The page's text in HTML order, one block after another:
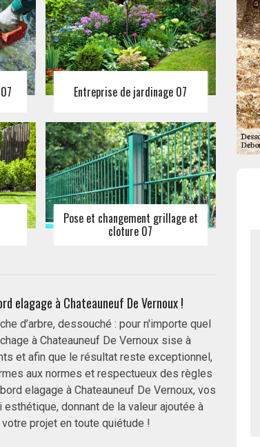
Entreprise de jardinage 07
Pose et changement grillage et
cloture 07
elagage à Chateauneuf De Vernoux !
d’arbre, dessouché : pour n'importe quel
à Chateauneuf De Vernoux sise à
et afin que le résultat reste exceptionnel,
aux normes et respectueux des règles
elagage à Chateauneuf De Vernoux, vos
donnant de la valeur ajoutée à
projet en toute quiétude !